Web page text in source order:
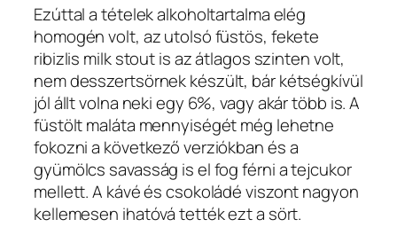
Ezúttal a tételek alkoholtartalma elég
homogén volt, az utolsó füstös, fekete
ribizlis milk stout is az átlagos szinten volt,
nem desszertsörnek készült, bár kétségkívül
jól állt volna neki egy 6%, vagy akár több is. A
füstölt maláta mennyiségét még lehetne
fokozni a következő verziókban és a
gyümölcs savasság is el fog férni a tejcukor
mellett. A kávé és csokoládé viszont nagyon
kellemesen ihatóvá tették ezt a sört.